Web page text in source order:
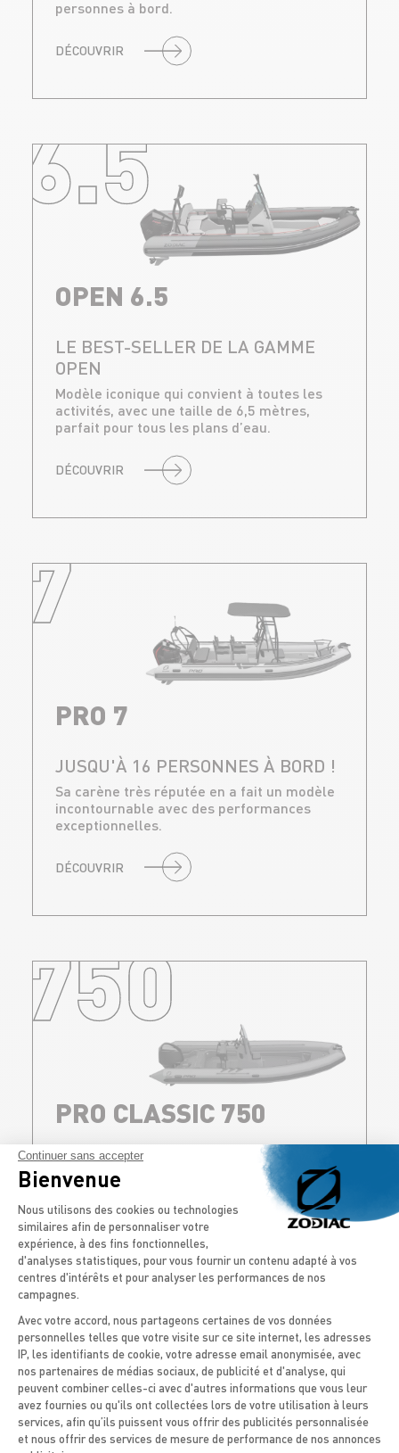
personnes à bord.
DÉCOUVRIR
6.5
OPEN 6.5
LE BEST-SELLER DE LA GAMME
OPEN
Modèle iconique qui convient à toutes les
activités, avec une taille de 6,5 mètres,
parfait pour tous les plans d’eau.
DÉCOUVRIR
7
PRO 7
JUSQU'À 16 PERSONNES À BORD !
Sa carène très réputée en a fait un modèle
incontournable avec des performances
exceptionnelles.
DÉCOUVRIR
750
PRO CLASSIC 750
LE MULTI-TÂCHES
Plongée, pêche, chasse sous-marine, travail
ou plaisance, choisissez et composez
l’aménagement de votre bateau en fonction
de votre programme et de vos préférences
: votre PRO s’adaptera !
DÉCOUVRIR
850
Continuer sans accepter
Bienvenue
Plateforme de Gestion du
Nous utilisons des cookies ou technologies
similaires afin de personnaliser votre
expérience, à des fins fonctionnelles,
d'analyses statistiques, pour vous fournir un contenu adapté à vos
centres d'intérêts et pour analyser les performances de nos
campagnes.
Avec votre accord, nous partageons certaines de vos données
personnelles telles que votre visite sur ce site internet, les adresses
IP, les identifiants de cookie, votre adresse email anonymisée, avec
nos partenaires de médias sociaux, de publicité et d'analyse, qui
peuvent combiner celles-ci avec d'autres informations que vous leur
avez fournies ou qu'ils ont collectées lors de votre utilisation à leurs
services, afin qu’ils puissent vous offrir des publicités personnalisée
et nous offrir des services de mesure de performance de nos annonces
Axeptio consent